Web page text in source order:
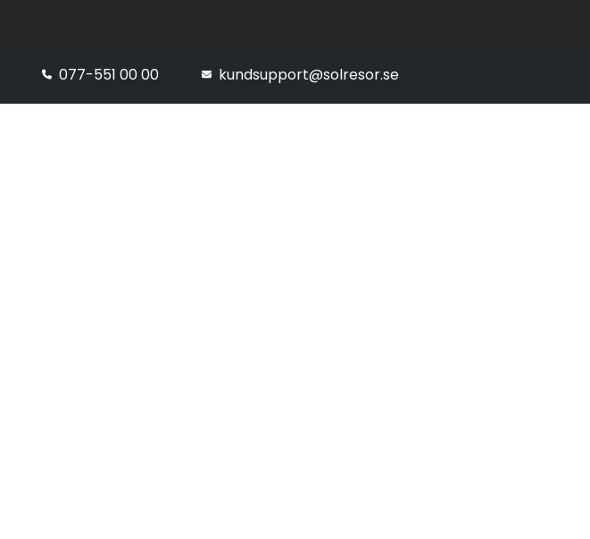
077-551 00 00 kundsupport@solresor.se